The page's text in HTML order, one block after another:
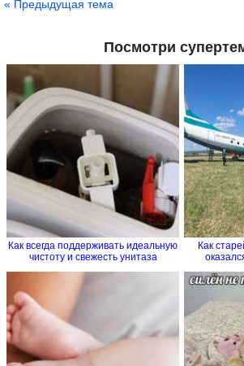
« Предыдущая тема
Посмотри
Как всегда поддерживать идеальную
чистоту и свежесть унитаза
Как